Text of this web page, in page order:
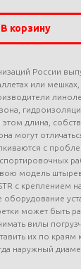
В корзину
России
или мешках,
длина,
могут
с
модель
с креплением
может быть
вилы
их по краям
наружный